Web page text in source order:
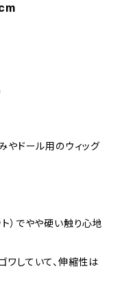
やドール用のウィッグ
）でやや硬い触り心地
ワしていて、伸縮性は